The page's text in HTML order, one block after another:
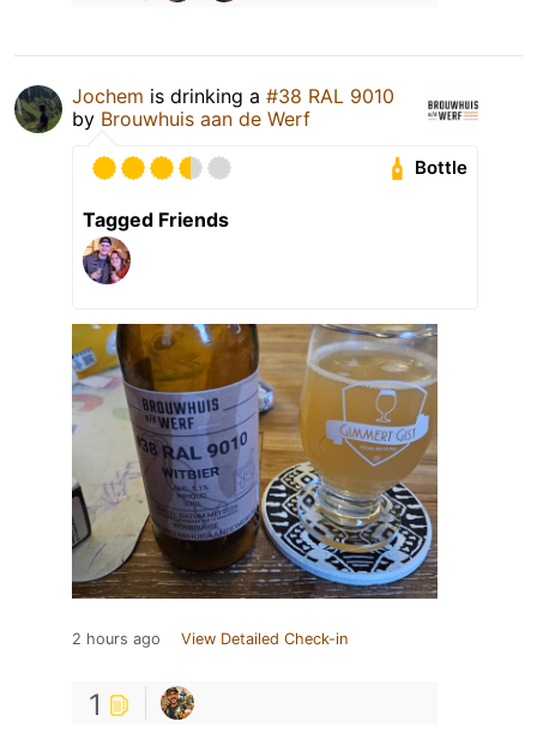
Jochem is drinking a #38 RAL 9010
by Brouwhuis aan de Werf
Bottle
Tagged Friends
2 hours ago View Detailed Check-in
1